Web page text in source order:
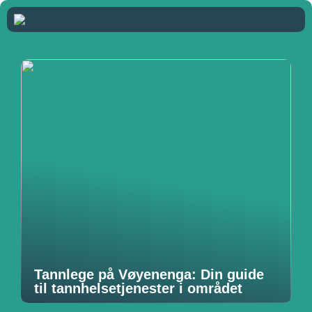
Tannlege på Vøyenenga: Din guide
til tannhelsetjenester i området